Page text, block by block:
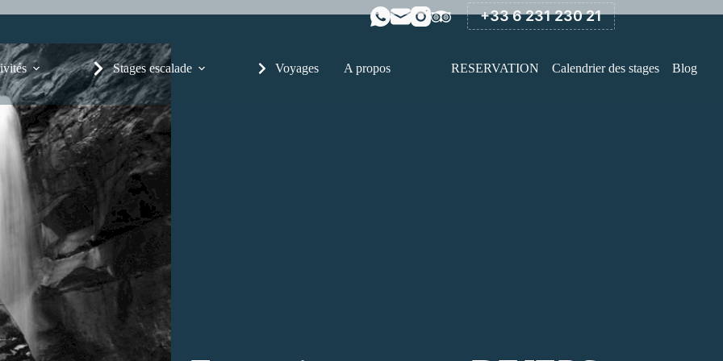
+33 6 231 230 21
Stages escalade Voyages A propos RESERVATION Calendrier des stages Blog